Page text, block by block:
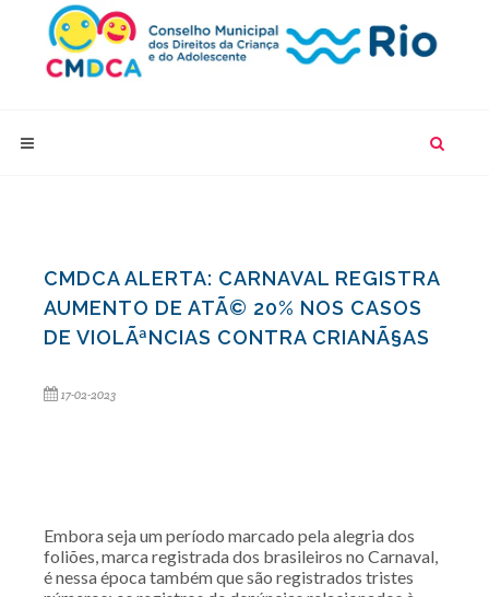
CMDCA ALERTA: CARNAVAL REGISTRA
AUMENTO DE ATÃ© 20% NOS CASOS
DE VIOLÃªNCIAS CONTRA CRIANÃ§AS
17-02-2023
Embora seja um período marcado pela alegria dos
foliões, marca registrada dos brasileiros no Carnaval,
é nessa época também que são registrados tristes